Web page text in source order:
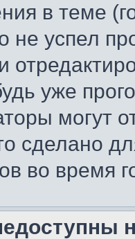
в теме
не успел
уже
могут
сделано
во время